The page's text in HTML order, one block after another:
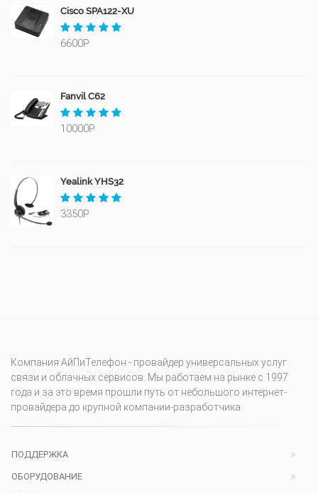
Cisco SPA122-XU
6600Р
Fanvil C62
10000Р
Yealink YHS32
3350Р
Компания АйПиТелефон - провайдер универсальных услуг
связи и облачных сервисов. Мы работаем на рынке с 1997
года и за это время прошли путь от небольшого интернет-
провайдера до крупной компании-разработчика
ПОДДЕРЖКА
ОБОРУДОВАНИЕ